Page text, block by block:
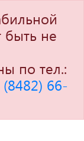
быть не
по тел.:
66-